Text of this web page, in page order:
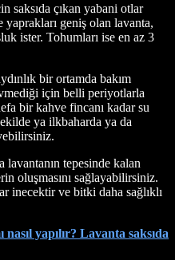
saksıda çıkan yabani otlar
geniş olan lavanta,
ister. Tohumları ise en az 3
bir ortamda bakım
için belli periyotlarla
bir kahve fincanı kadar su
ya ilkbaharda ya da
lavantanın tepesinde kalan
oluşmasını sağlayabilirsiniz.
inecektir ve bitki daha sağlıklı
nasıl yapılır? Lavanta saksıda